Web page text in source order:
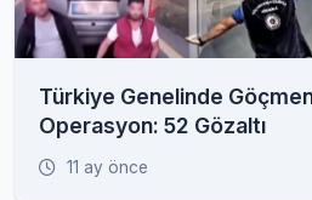
Türkiye Genelinde Göçmen
Operasyon: 52 Gözaltı
11 ay önce